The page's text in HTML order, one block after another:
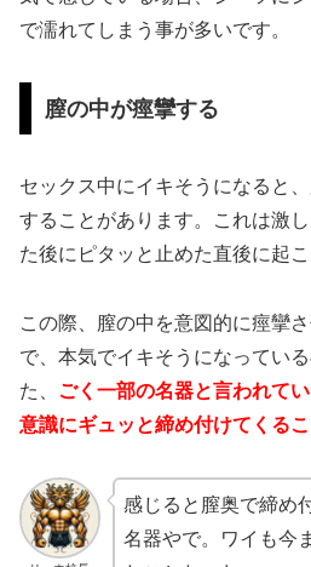
で濡れてしまう事が多いです。
膣の中が痙攣する
セックス中にイキそうになると
することがあります。これは激
た後にピタッと止めた直後に起こ
この際、膣の中を意図的に痙攣
で、本気でイキそうになってい
た、 ごく一部の名器と言われて
意識にギュッと締め付けてくるこ
感じると膣奥で締め
名器やで。ワイも今